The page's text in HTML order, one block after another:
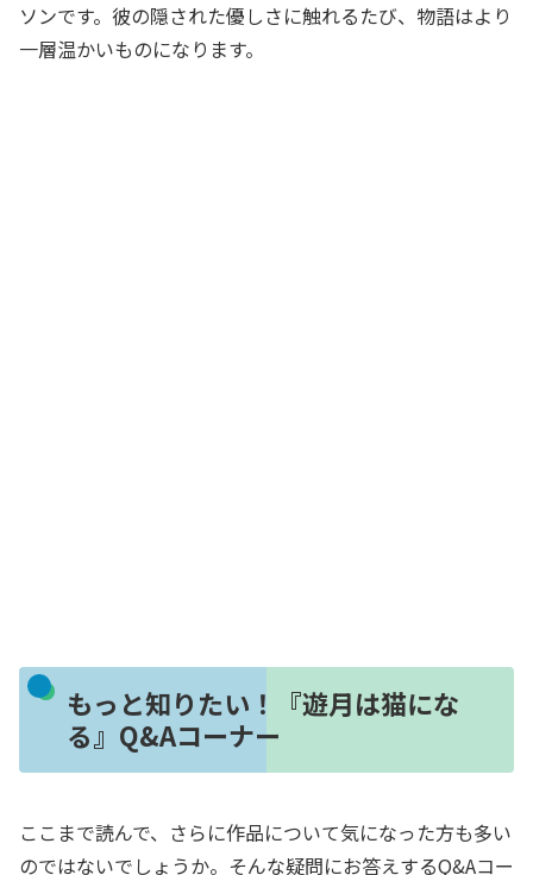
ソンです。彼の隠された優しさに触れるたび、物語はより
一層温かいものになります。
もっと知りたい！『遊月は猫にな
る』Q&Aコーナー
ここまで読んで、さらに作品について気になった方も多い
のではないでしょうか。そんな疑問にお答えするQ&Aコー